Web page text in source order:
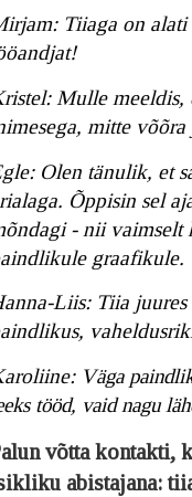
Tiiaga on
Mulle meeldis,
mitte
Olen tänulik, et
Õppisin sel
- nii vaimselt
graafikule.
Liis: Tiia
Väga
tööd, vaid nagu
võtta kontakti,
abistajana: